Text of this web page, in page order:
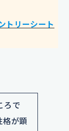
トリーシート
ろで
格が顕